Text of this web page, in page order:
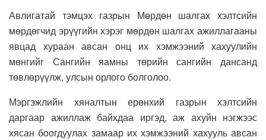
Авлигатай тэмцэх газрын Мөрдөн шалгах хэлтсийн
мөрдөгчид эрүүгийн хэрэг мөрдөн шалгах ажиллагааны
явцад хураан авсан онц их хэмжээний хахуулийн
мөнгийг Сангийн яамны төрийн сангийн дансанд
төвлөрүүлж, улсын орлого болголоо.
Мэргэжлийн хяналтын ерөнхий газрын хэлтсийн
даргаар ажиллаж байхдаа иргэд, аж ахуйн нэгжээс
хясан боогдуулах замаар их хэмжээний хахууль авсан